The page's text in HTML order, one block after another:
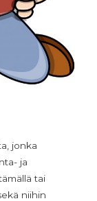
jonka
ja
tai
niihin